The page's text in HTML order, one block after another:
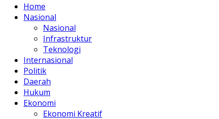
Home
Nasional
Nasional
Infrastruktur
Teknologi
Internasional
Politik
Daerah
Hukum
Ekonomi
Ekonomi Kreatif